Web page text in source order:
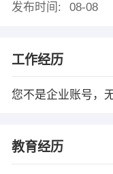
发布时间:
08-08
工作经历
您不是企业账号，
教育经历